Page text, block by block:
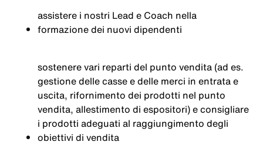
assistere i nostri Lead e Coach nella
formazione dei nuovi dipendenti
sostenere vari reparti del punto vendita (ad es.
gestione delle casse e delle merci in entrata e
uscita, rifornimento dei prodotti nel punto
vendita, allestimento di espositori) e consigliare
i prodotti adeguati al raggiungimento degli
obiettivi di vendita